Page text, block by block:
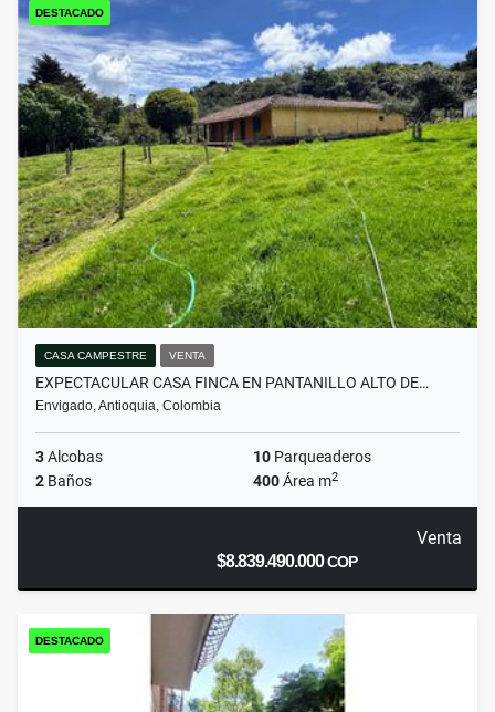
DESTACADO
CASA CAMPESTRE VENTA
EXPECTACULAR CASA FINCA EN PANTANILLO ALTO DE…
Envigado, Antioquia, Colombia
3Alcobas 10 Parqueaderos
2 Baños 400Área m2
Venta
$8.839.490.000COP
DESTACADO